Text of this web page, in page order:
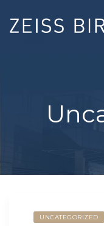
UNCATEGORIZED